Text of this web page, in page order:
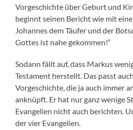
Vorgeschichte über Geburt und
beginnt seinen Bericht wie mit
Johannes dem Täufer und der
Gottes ist nahe gekommen!“
Sodann fällt auf, dass Markus
Testament herstellt. Das passt
Vorgeschichte, die ja auch immer
anknüpft. Er hat nur ganz wenige
Evangelien nicht auch berichten.
der vier Evangelien.